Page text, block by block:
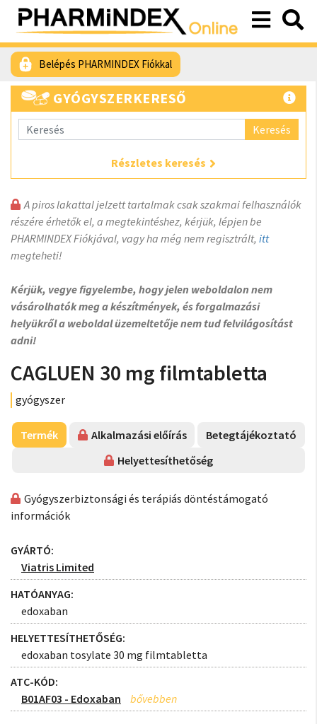
Belépés PHARMINDEX Fiókkal
GYÓGYSZERKERESŐ
Keresés
Részletes keresés
A piros lakattal jelzett tartalmak csak szakmai felhasználók
részére érhetők el, a megtekintéshez, kérjük, lépjen be
PHARMINDEX Fiókjával, vagy ha még nem regisztrált, itt
megteheti!
Kérjük, vegye figyelembe, hogy jelen weboldalon nem
vásárolhatók meg a készítmények, és forgalmazási
helyükről a weboldal üzemeltetője nem tud felvilágosítást
adni!
CAGLUEN 30 mg filmtabletta
gyógyszer
Termék Alkalmazási előírás
Betegtájékoztató
Helyettesíthetőség
Gyógyszerbiztonsági és terápiás döntéstámogató
információk
GYÁRTÓ:
Viatris Limited
HATÓANYAG:
edoxaban
HELYETTESÍTHETŐSÉG:
edoxaban tosylate 30 mg filmtabletta
ATC-KÓD:
B01AF03 - Edoxaban